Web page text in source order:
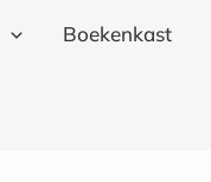
Boekenkast